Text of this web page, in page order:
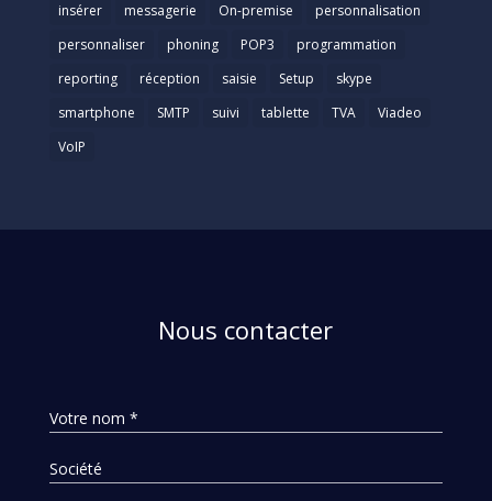
insérer
messagerie On-premise
personnalisation
personnaliser
phoning POP3
programmation
reporting
réception saisie Setup
skype
smartphone
SMTP suivi tablette TVA
Viadeo
VoIP
Nous contacter
Votre nom *
Société